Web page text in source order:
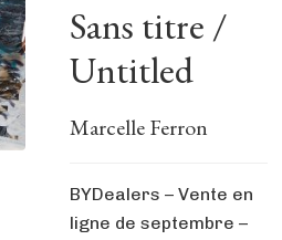
Sans titre /
Untitled
Marcelle Ferron
BYDealers – Vente en
ligne de septembre –